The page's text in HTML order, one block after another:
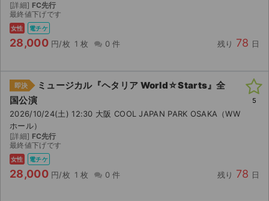
[詳細] FC先行
最終値下げです
女性 電チケ
28,000 円/枚 1 枚 0 件 残り 78 日
即決
ミュージカル『ヘタリア World☆Starts』全
国公演
2026/10/24(土) 12:30 大阪 COOL JAPAN PARK OSAKA（WW
ホール）
[詳細] FC先行
最終値下げです
女性 電チケ
28,000 円/枚 1 枚 0 件 残り 78 日
5